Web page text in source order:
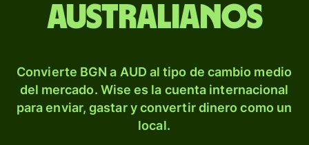
australianos
Convierte BGN a AUD al tipo de cambio medio
del mercado. Wise es la cuenta internacional
para enviar, gastar y convertir dinero como un
local.